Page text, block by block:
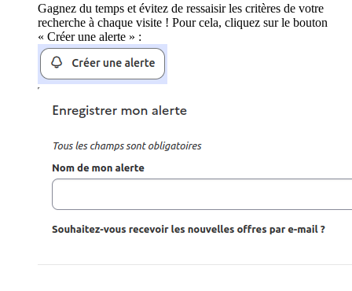
Gagnez du temps et évitez de ressaisir les critères de votre
recherche à chaque visite ! Pour cela, cliquez sur le bouton
« Créer une alerte » :